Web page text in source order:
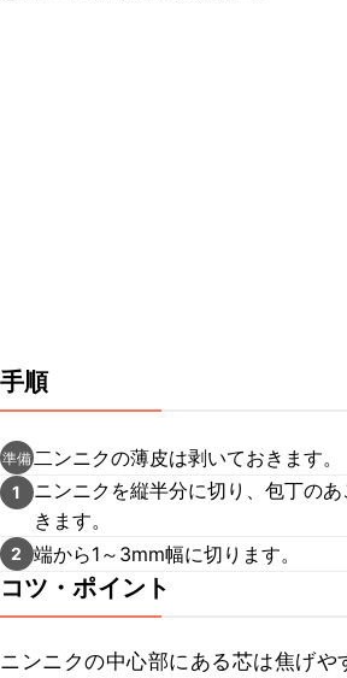
手順
準備 二ンニクの薄皮は剥いておきます。
1
ニンニクを縦半分に切り、包丁の
きます。
2 端から1～3mm幅に切ります。
コツ・ポイント
ニンニクの中心部にある芯は焦げや